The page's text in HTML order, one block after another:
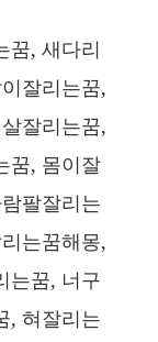
꿈, 새다리
잘리는꿈,
잘리는꿈,
꿈, 몸이잘
팔잘리는
는꿈해몽,
는꿈, 너구
, 혀잘리는